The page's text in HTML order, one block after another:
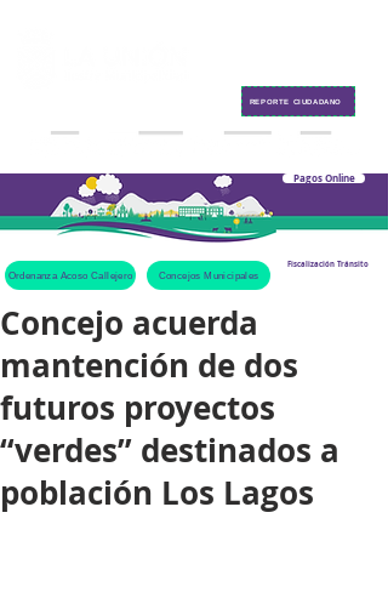
Pagos Online
Ordenanza Acoso Callejero Concejos Municipales
Fiscalización Tránsito
REPORTE CIUDADANO
Concejo acuerda
mantención de dos
futuros proyectos
“verdes” destinados a
población Los Lagos